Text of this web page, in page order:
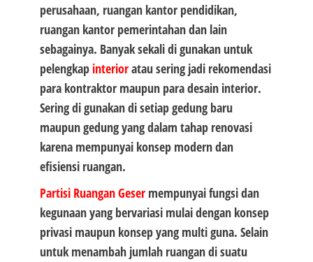
perusahaan, ruangan kantor pendidikan,
ruangan kantor pemerintahan dan lain
sebagainya. Banyak sekali di gunakan untuk
pelengkapinterioratau sering jadi rekomendasi
para kontraktor maupun para desain interior.
Sering di gunakan di setiap gedung baru
maupun gedung yang dalam tahap renovasi
karena mempunyai konsep modern dan
efisiensi ruangan.
Partisi Ruangan Geser mempunyai fungsi dan
kegunaan yang bervariasi mulai dengan konsep
privasi maupun konsep yang multi guna. Selain
untuk menambah jumlah ruangan di suatu